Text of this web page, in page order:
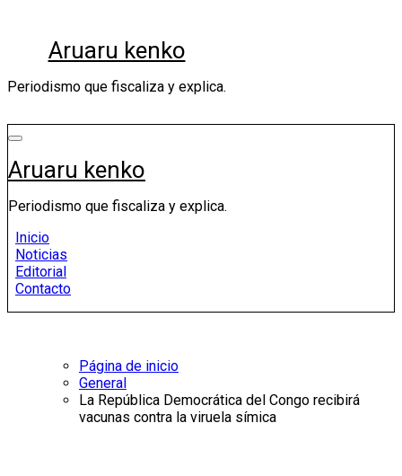
contenidoAruaru kenko
Periodismo que fiscaliza y explica.
Aruaru kenko
Periodismo que fiscaliza y explica.
Inicio
Noticias
Editorial
Contacto
Página de inicio
General
La República Democrática del Congo recibirá
vacunas contra la viruela símica